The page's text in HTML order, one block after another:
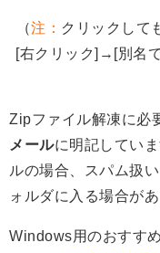
（注： クリックして
[右クリック]→[別名
Zipファイル解凍に必
メールに明記してい
ルの場合、スパム扱
ォルダに入る場合が
Windows用のおすす